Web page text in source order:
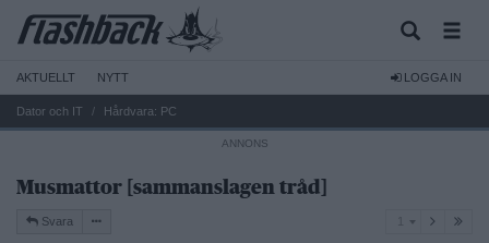
AKTUELLT NYTT LOGGA IN
Dator och IT Hårdvara: PC
Musmattor [sammanslagen tråd]
Svara